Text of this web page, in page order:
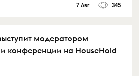
7 Авг 345
модератором
конференции на HouseHold